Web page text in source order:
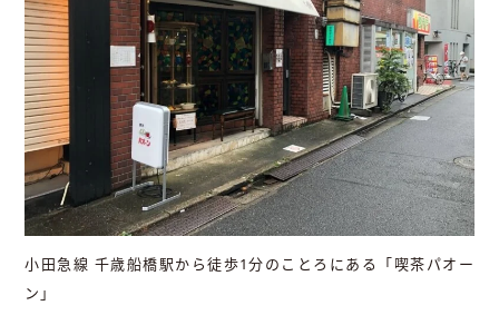
小田急線 千歳船橋駅から徒歩1分のことろにある「喫茶パオー
ン」